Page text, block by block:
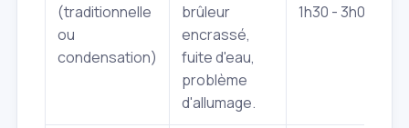
(traditionnelle
ou
condensation)
brûleur
encrassé,
fuite d'eau,
problème
d'allumage.
1h30 - 3h00